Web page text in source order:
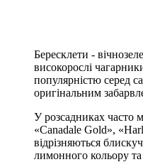
Бересклети -
високорослі
популярністю серед
оригінальним
У розсадниках часто
«Canadale Gold»,
відрізняються
лимонного кольору